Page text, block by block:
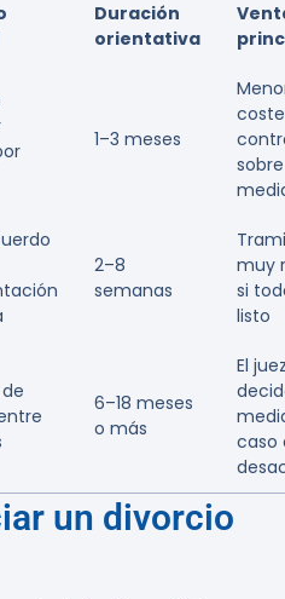
Duración
orientativa
1–3 meses
sobre
2–8
semanas
muy
si
listo
6–18 meses
o más
El
caso
un divorcio